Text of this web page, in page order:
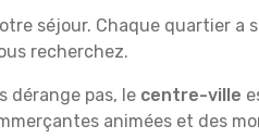
séjour. Chaque quartier a
recherchez.
dérange pas, le centre-ville
animées et des